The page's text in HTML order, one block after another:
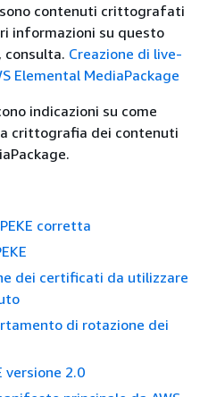
contenuti crittografati
informazioni su questo
consulta. Creazione di live-
Elemental MediaPackage
indicazioni su come
crittografia dei contenuti
corretta
dei certificati da utilizzare
di rotazione dei
versione 2.0